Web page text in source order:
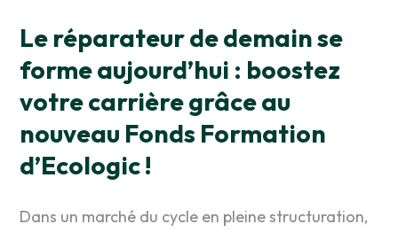
Le réparateur de demain se
forme aujourd’hui : boostez
votre carrière grâce au
nouveau Fonds Formation
d’Ecologic !
Dans un marché du cycle en pleine structuration,